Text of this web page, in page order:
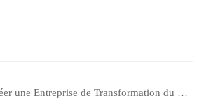
une Entreprise de Transformation du Cacao ?